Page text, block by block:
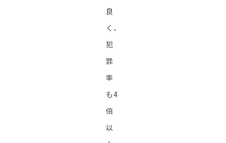
良
く、
犯
罪
率
も4
倍
以